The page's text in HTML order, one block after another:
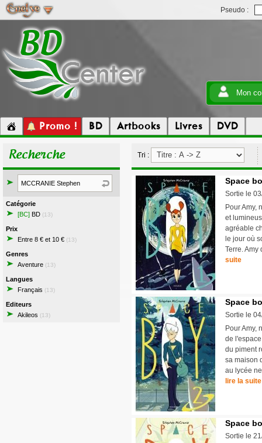
Pseudo :
Mon
Promo ! BD Artbooks Livres DVD
Recherche
Catégorie
[BC] BD (13)
Prix
Entre 8 € et 10 € (13)
Genres
Aventure (13)
Langues
Français (13)
Editeurs
Akileos (13)
Tri :
Space
Sortie le
Pour Amy,
et
agréable
le jour où
Terre.
suite
Space
Sortie le
Pour Amy,
de
du piment
sa maison
au lycée
lire la suite
Space
Sortie le